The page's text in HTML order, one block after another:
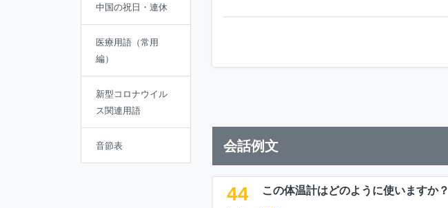
中国の祝日・連休
医療用語（常用
編）
新型コロナウイル
ス関連用語
音節表 会話例文
44 この体温計はどのように使いますか？